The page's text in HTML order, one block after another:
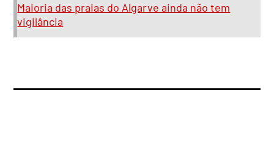
Maioria das praias do Algarve ainda não tem
vigilância